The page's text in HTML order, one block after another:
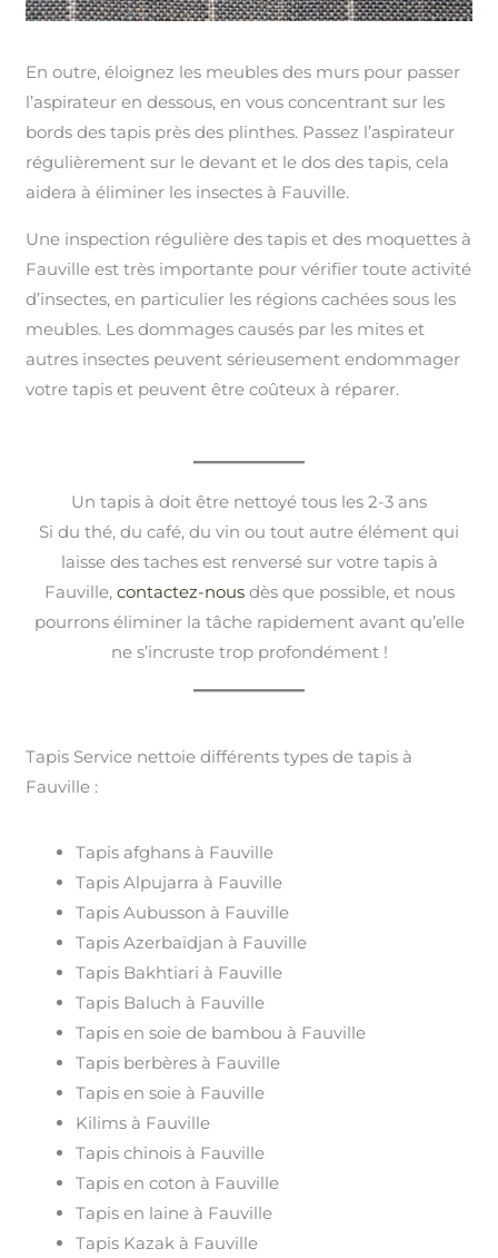
En outre, éloignez les meubles des murs pour passer
l’aspirateur en dessous, en vous concentrant sur les
bords des tapis près des plinthes. Passez l’aspirateur
régulièrement sur le devant et le dos des tapis, cela
aidera à éliminer les insectes à Fauville.
Une inspection régulière des tapis et des moquettes à
Fauville est très importante pour vérifier toute activité
d’insectes, en particulier les régions cachées sous les
meubles. Les dommages causés par les mites et
autres insectes peuvent sérieusement endommager
votre tapis et peuvent être coûteux à réparer.
Un tapis à doit être nettoyé tous les 2-3 ans
Si du thé, du café, du vin ou tout autre élément qui
laisse des taches est renversé sur votre tapis à
Fauville, contactez-nousdès que possible, et nous
pourrons éliminer la tâche rapidement avant qu’elle
ne s’incruste trop profondément !
Tapis Service nettoie différents types de tapis à
Fauville :
Tapis afghans à Fauville
Tapis Alpujarra à Fauville
Tapis Aubusson à Fauville
Tapis Azerbaïdjan à Fauville
Tapis Bakhtiari à Fauville
Tapis Baluch à Fauville
Tapis en soie de bambou à Fauville
Tapis berbères à Fauville
Tapis en soie à Fauville
Kilims à Fauville
Tapis chinois à Fauville
Tapis en coton à Fauville
Tapis en laine à Fauville
Tapis Kazak à Fauville